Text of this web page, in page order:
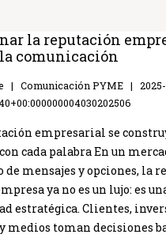
la reputación
comunicación
Comunicación PYME
empresarial se
cada palabra En un
de mensajes y opciones, la
ya no es un lujo: es
estratégica. Clientes,
medios toman decisiones